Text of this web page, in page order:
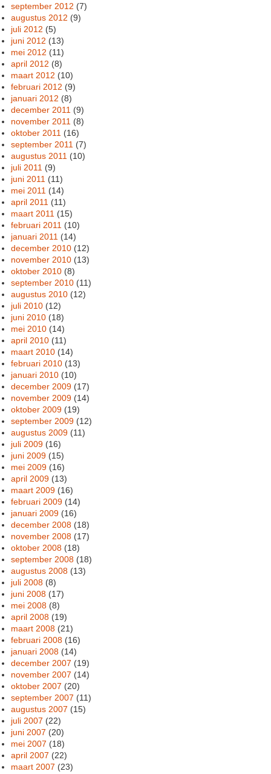
september 2012 (7)
augustus 2012 (9)
juli 2012 (5)
juni 2012 (13)
mei 2012 (11)
april 2012 (8)
maart 2012 (10)
februari 2012 (9)
januari 2012 (8)
december 2011 (9)
november 2011 (8)
oktober 2011 (16)
september 2011 (7)
augustus 2011 (10)
juli 2011 (9)
juni 2011 (11)
mei 2011 (14)
april 2011 (11)
maart 2011 (15)
februari 2011 (10)
januari 2011 (14)
december 2010 (12)
november 2010 (13)
oktober 2010 (8)
september 2010 (11)
augustus 2010 (12)
juli 2010 (12)
juni 2010 (18)
mei 2010 (14)
april 2010 (11)
maart 2010 (14)
februari 2010 (13)
januari 2010 (10)
december 2009 (17)
november 2009 (14)
oktober 2009 (19)
september 2009 (12)
augustus 2009 (11)
juli 2009 (16)
juni 2009 (15)
mei 2009 (16)
april 2009 (13)
maart 2009 (16)
februari 2009 (14)
januari 2009 (16)
december 2008 (18)
november 2008 (17)
oktober 2008 (18)
september 2008 (18)
augustus 2008 (13)
juli 2008 (8)
juni 2008 (17)
mei 2008 (8)
april 2008 (19)
maart 2008 (21)
februari 2008 (16)
januari 2008 (14)
december 2007 (19)
november 2007 (14)
oktober 2007 (20)
september 2007 (11)
augustus 2007 (15)
juli 2007 (22)
juni 2007 (20)
mei 2007 (18)
april 2007 (22)
maart 2007 (23)